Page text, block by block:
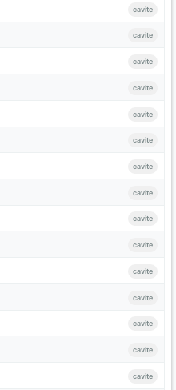
cavite
cavite
cavite
cavite
cavite
cavite
cavite
cavite
cavite
cavite
cavite
cavite
cavite
cavite
cavite